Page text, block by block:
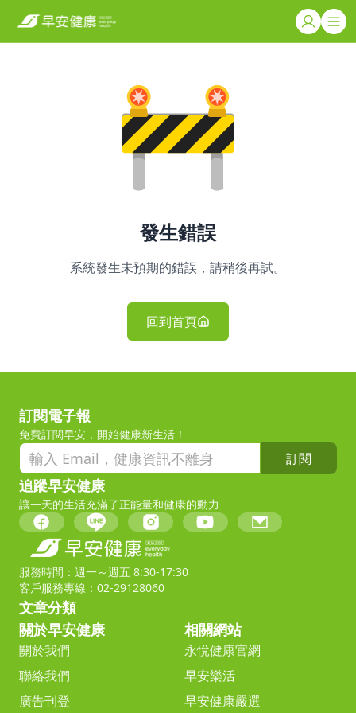
發生錯誤
系統發生未預期的錯誤，請稍後再試。
回到首頁
訂閱電子報
免費訂閱早安，開始健康新生活！
訂閱
追蹤早安健康
讓一天的生活充滿了正能量和健康的動力
服務時間：週一～週五 8:30-17:30
客戶服務專線：02-29128060
文章分類
關於早安健康
關於我們
聯絡我們
廣告刊登
相關網站
永悅健康官網
早安樂活
早安健康嚴選